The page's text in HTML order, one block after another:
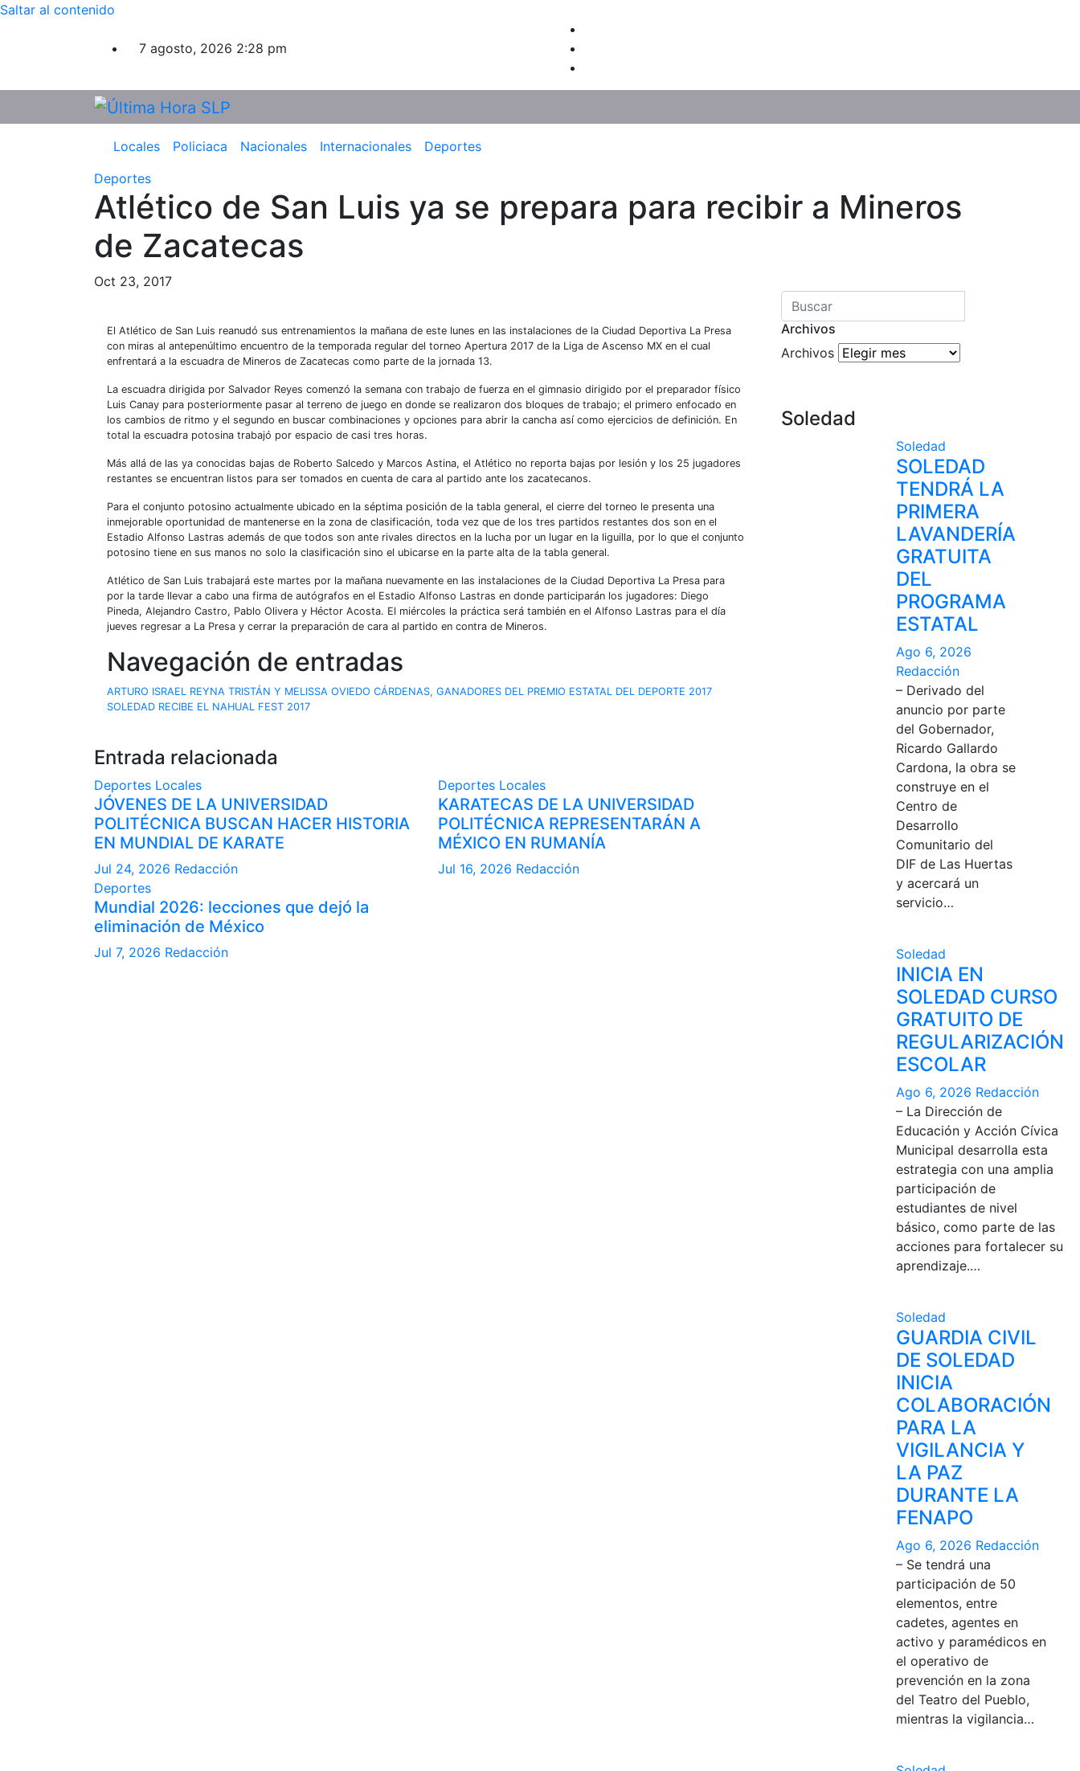
Saltar al contenido
7 agosto, 2026 2:28 pm
Locales Policiaca Nacionales Internacionales
Deportes
Deportes
Atlético de San Luis ya se prepara para recibir a Mineros
de Zacatecas
Oct 23, 2017
El Atlético de San Luis reanudó sus entrenamientos la mañana de este lunes en las instalaciones de la Ciudad Deportiva La Presa
con miras al antepenúltimo encuentro de la temporada regular del torneo Apertura 2017 de la Liga de Ascenso MX en el cual
enfrentará a la escuadra de Mineros de Zacatecas como parte de la jornada 13.
La escuadra dirigida por Salvador Reyes comenzó la semana con trabajo de fuerza en el gimnasio dirigido por el preparador físico
Luis Canay para posteriormente pasar al terreno de juego en donde se realizaron dos bloques de trabajo; el primero enfocado en
los cambios de ritmo y el segundo en buscar combinaciones y opciones para abrir la cancha así como ejercicios de definición. En
total la escuadra potosina trabajó por espacio de casi tres horas.
Más allá de las ya conocidas bajas de Roberto Salcedo y Marcos Astina, el Atlético no reporta bajas por lesión y los 25 jugadores
restantes se encuentran listos para ser tomados en cuenta de cara al partido ante los zacatecanos.
Para el conjunto potosino actualmente ubicado en la séptima posición de la tabla general, el cierre del torneo le presenta una
inmejorable oportunidad de mantenerse en la zona de clasificación, toda vez que de los tres partidos restantes dos son en el
Estadio Alfonso Lastras además de que todos son ante rivales directos en la lucha por un lugar en la liguilla, por lo que el conjunto
potosino tiene en sus manos no solo la clasificación sino el ubicarse en la parte alta de la tabla general.
Atlético de San Luis trabajará este martes por la mañana nuevamente en las instalaciones de la Ciudad Deportiva La Presa para
por la tarde llevar a cabo una firma de autógrafos en el Estadio Alfonso Lastras en donde participarán los jugadores: Diego
Pineda, Alejandro Castro, Pablo Olivera y Héctor Acosta. El miércoles la práctica será también en el Alfonso Lastras para el día
jueves regresar a La Presa y cerrar la preparación de cara al partido en contra de Mineros.
Navegación de entradas
ARTURO ISRAEL REYNA TRISTÁN Y MELISSA OVIEDO CÁRDENAS, GANADORES DEL PREMIO ESTATAL DEL DEPORTE 2017
SOLEDAD RECIBE EL NAHUAL FEST 2017
Entrada relacionada
Deportes Locales
JÓVENES DE LA UNIVERSIDAD
POLITÉCNICA BUSCAN HACER HISTORIA
EN MUNDIAL DE KARATE
Jul 24, 2026 Redacción
Deportes Locales
KARATECAS DE LA UNIVERSIDAD
POLITÉCNICA REPRESENTARÁN A
MÉXICO EN RUMANÍA
Jul 16, 2026 Redacción
Deportes
Mundial 2026: lecciones que dejó la
eliminación de México
Jul 7, 2026 Redacción
Archivos
Archivos
Soledad
Soledad
SOLEDAD
TENDRÁ LA
PRIMERA
LAVANDERÍA
GRATUITA
DEL
PROGRAMA
ESTATAL
Ago 6, 2026
Redacción
– Derivado del
anuncio por parte
del Gobernador,
Ricardo Gallardo
Cardona, la obra se
construye en el
Centro de
Desarrollo
Comunitario del
DIF de Las Huertas
y acercará un
servicio…
Soledad
INICIA EN
SOLEDAD CURSO
GRATUITO DE
REGULARIZACIÓN
ESCOLAR
Ago 6, 2026 Redacción
– La Dirección de
Educación y Acción Cívica
Municipal desarrolla esta
estrategia con una amplia
participación de
estudiantes de nivel
básico, como parte de las
acciones para fortalecer su
aprendizaje.…
Soledad
GUARDIA CIVIL
DE SOLEDAD
INICIA
COLABORACIÓN
PARA LA
VIGILANCIA Y
LA PAZ
DURANTE LA
FENAPO
Ago 6, 2026 Redacción
– Se tendrá una
participación de 50
elementos, entre
cadetes, agentes en
activo y paramédicos en
el operativo de
prevención en la zona
del Teatro del Pueblo,
mientras la vigilancia…